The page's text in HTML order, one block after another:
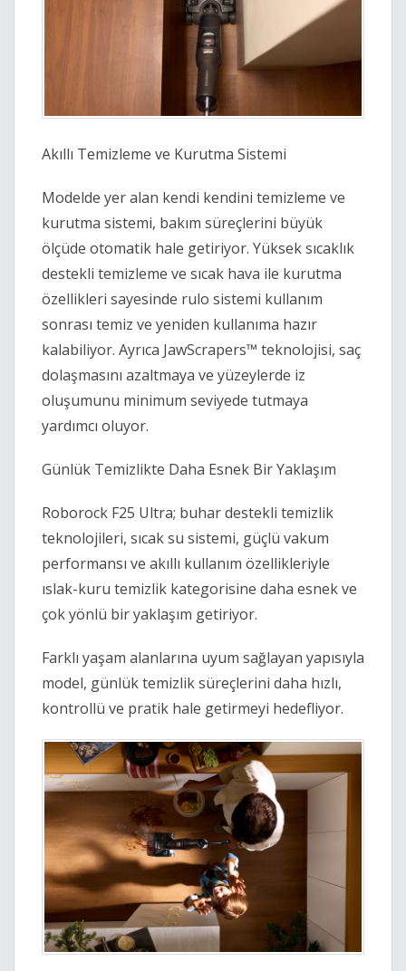
Akıllı Temizleme ve Kurutma Sistemi
Modelde yer alan kendi kendini temizleme ve
kurutma sistemi, bakım süreçlerini büyük
ölçüde otomatik hale getiriyor. Yüksek sıcaklık
destekli temizleme ve sıcak hava ile kurutma
özellikleri sayesinde rulo sistemi kullanım
sonrası temiz ve yeniden kullanıma hazır
kalabiliyor. Ayrıca JawScrapers™ teknolojisi, saç
dolaşmasını azaltmaya ve yüzeylerde iz
oluşumunu minimum seviyede tutmaya
yardımcı oluyor.
Günlük Temizlikte Daha Esnek Bir Yaklaşım
Roborock F25 Ultra; buhar destekli temizlik
teknolojileri, sıcak su sistemi, güçlü vakum
performansı ve akıllı kullanım özellikleriyle
ıslak-kuru temizlik kategorisine daha esnek ve
çok yönlü bir yaklaşım getiriyor.
Farklı yaşam alanlarına uyum sağlayan yapısıyla
model, günlük temizlik süreçlerini daha hızlı,
kontrollü ve pratik hale getirmeyi hedefliyor.